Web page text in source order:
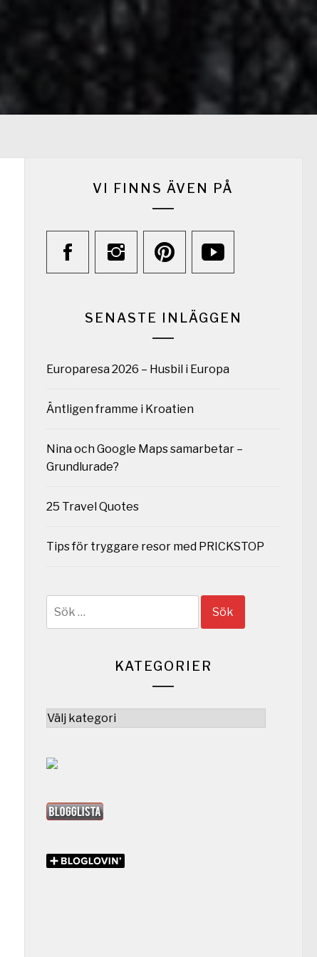
VI FINNS ÄVEN PÅ
SENASTE INLÄGGEN
Europaresa 2026 – Husbil i Europa
Äntligen framme i Kroatien
Nina och Google Maps samarbetar –
Grundlurade?
25 Travel Quotes
Tips för tryggare resor med PRICKSTOP
KATEGORIER
Kategorier